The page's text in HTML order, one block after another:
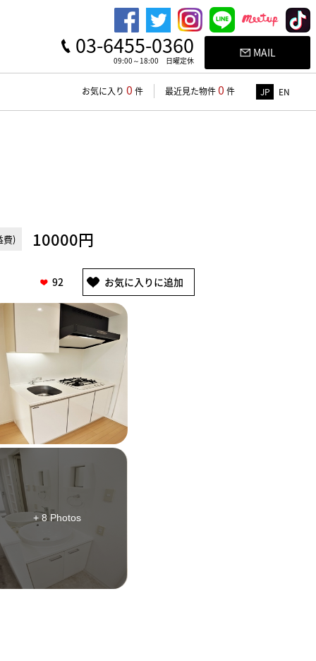
03-6455-0360
09:00～18:00 日曜定休
MAIL
お気に入り 0 件 最近見た物件0 件 JP EN
費) 10000円
92
+ 8 Photos